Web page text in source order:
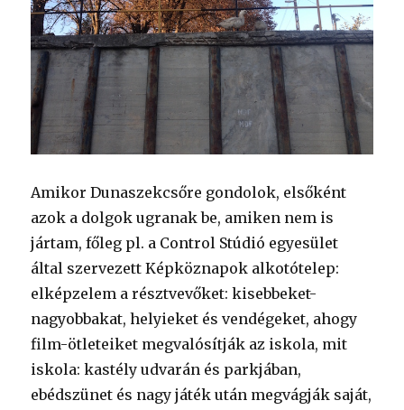
Amikor Dunaszekcsőre gondolok, elsőként
azok a dolgok ugranak be, amiken nem is
jártam, főleg pl. a Control Stúdió egyesület
által szervezett Képköznapok alkotótelep:
elképzelem a résztvevőket: kisebbeket-
nagyobbakat, helyieket és vendégeket, ahogy
film-ötleteiket megvalósítják az iskola, mit
iskola: kastély udvarán és parkjában,
ebédszünet és nagy játék után megvágják saját,